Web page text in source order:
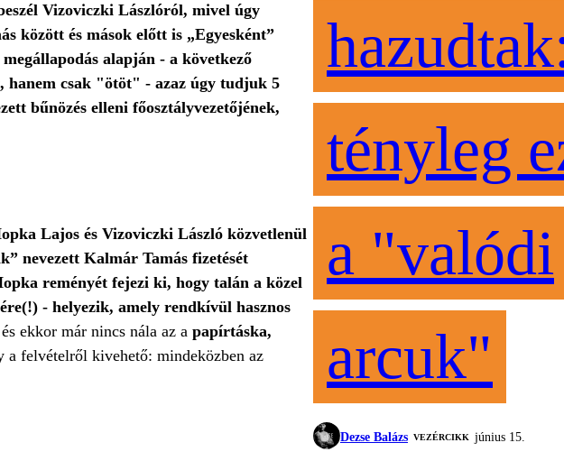
Vizoviczki Lászlóról, mivel úgy
között és mások előtt is „Egyesként”
alapján - a következő
csak "ötöt" - azaz úgy tudjuk 5
bűnözés elleni főosztályvezetőjének,
Lajos és Vizoviczki László közvetlenül
nevezett Kalmár Tamás fizetését
reményét fejezi ki, hogy talán a közel
- helyezik, amely rendkívül hasznos
ekkor már nincs nála az a papírtáska,
a felvételről kivehető: mindeközben az
tényleg
a "valódi
arcuk"
Dezse Balázs VEZÉRCIKK június 15.